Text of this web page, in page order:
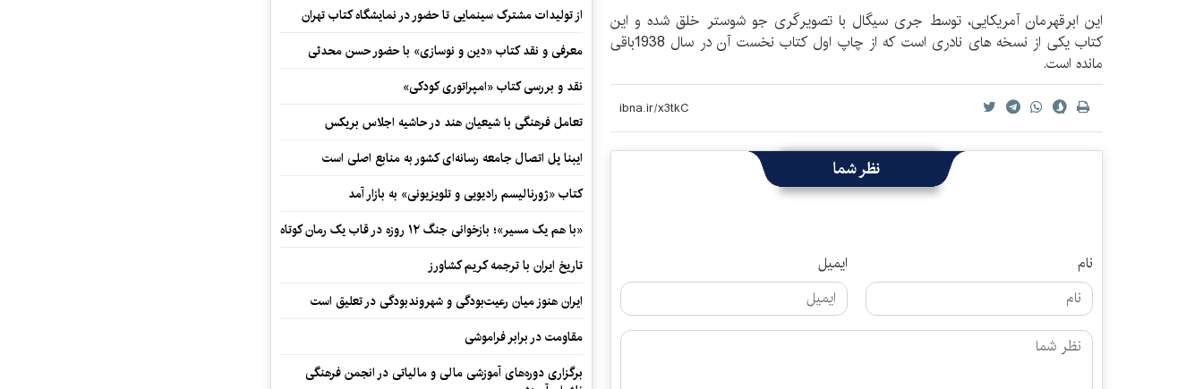
این ابرقهرمان آمریکایی، توسط جری سیگال با تصویرگری جو شوستر خلق شده و این
کتاب یکی از نسخه های نادری است که از چاپ اول کتاب نخست آن در سال 1938باقی
مانده است.
نظر شما
نام ایمیل
از تولیدات مشترک سینمایی تا حضور در نمایشگاه کتاب تهران
معرفی و نقد کتاب «دین و نوسازی» با حضور حسن محدثی
نقد و بررسی کتاب «امپراتوری کودکی»
تعامل فرهنگی با شیعیان هند در حاشیه اجلاس بریکس
ایبنا پل اتصال جامعه رسانه‌ای کشور به منابع اصلی است
کتاب «ژورنالیسم رادیویی و تلویزیونی» به بازار آمد
«با هم یک مسیر»؛ بازخوانی جنگ ۱۲ روزه در قاب یک رمان کوتاه
تاریخ ایران با ترجمه کریم کشاورز
ایران هنوز میان رعیت‌بودگی و شهروندبودگی در تعلیق است
مقاومت در برابر فراموشی
برگزاری دوره‌های آموزشی مالی و مالیاتی در انجمن فرهنگی